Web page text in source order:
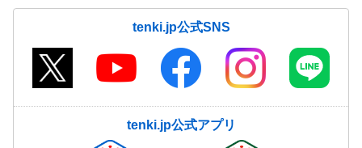
tenki.jp公式SNS
tenki.jp公式アプリ